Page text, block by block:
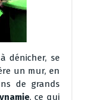
dénicher, se
un mur, en
de grands
, ce qui